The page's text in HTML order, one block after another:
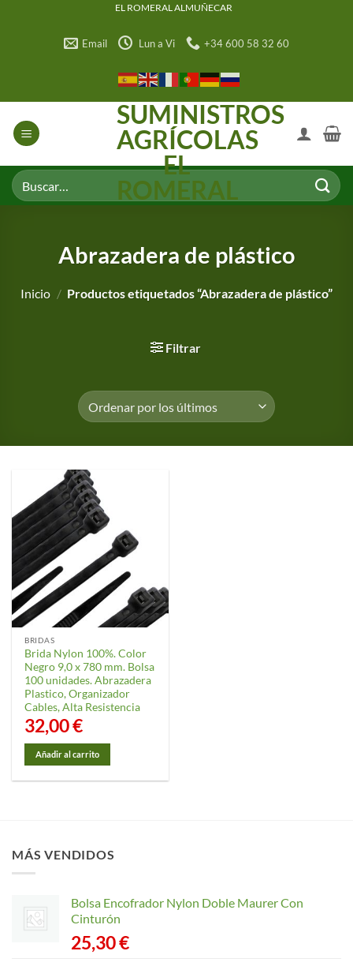
EL ROMERAL ALMUÑECAR
Email Lun a Vi +34 600 58 32 60
SUMINISTROS
AGRÍCOLAS
EL
ROMERAL
Buscar
por:
Abrazadera de plástico
Inicio / Productos etiquetados “Abrazadera de plástico”
Filtrar
BRIDAS
Brida Nylon 100%. Color
Negro 9,0 x 780 mm. Bolsa
100 unidades. Abrazadera
Plastico, Organizador
Cables, Alta Resistencia
32,00€
Añadir al carrito
MÁS VENDIDOS
Bolsa Encofrador Nylon Doble Maurer Con
Cinturón
25,30€